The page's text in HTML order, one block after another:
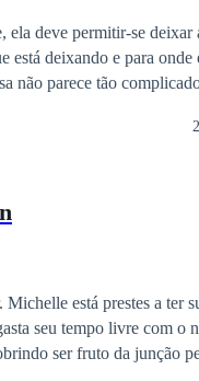
está deixando e para onde
poder e território.
seu tempo livre com o
ser fruto da junção